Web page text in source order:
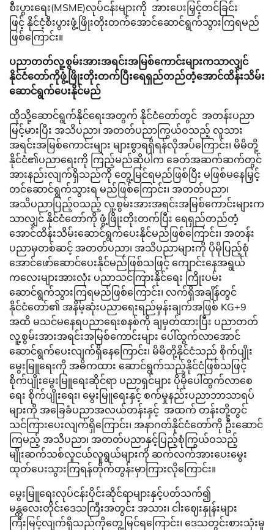
စီးပွားရေး(MSME)လုပ်ငန်းများကို အားပေးမြှင့်တင်ခြင်း
ဖြင့် နိုင်ငံ့စီးပွားဖွံ့ဖြိုးတိုးတက်အောင်ဆောင်ရွက်သွားကြရမည်
ဖြစ်ကြောင်း။
ပညာတတ်လူ့စွမ်းအားအရင်းအမြစ်ကောင်းများကသာလျှင်
နိုင်ငံတော်ကိုဖွံ့ဖြိုးတိုးတက်ပြီးရေရှည်တည်တံ့အောင်ထိန်းသိမ်း
ဆောင်ရွက်ပေးနိုင်မည်
ထိုသို့ဆောင်ရွက်နိုင်ရေးအတွက် နိုင်ငံတော်တွင် အတန်းပညာ
မြင့်မားပြီး အသိပညာ၊ အတတ်ပညာကြွယ်ဝသည့် လူသား
အရင်းအမြစ်ကောင်းများ များစွာရရှိရန်လိုအပ်ကြောင်း၊ မိမိတို့
နိုင်ငံ၏ပညာရေးကို ကြည့်မည်ဆိုပါက ခေတ်အဆက်ဆက်တွင်
အားနည်းလျက်ရှိသည်ကို တွေ့မြင်ရမည်ဖြစ်ပြီး မဖြစ်မနေမြှင့်
တင်ဆောင်ရွက်သွားရ မည်ဖြစ်ကြောင်း၊ အတတ်ပညာ၊
အသိပညာပြည့်ဝသည့် လူ့စွမ်းအားအရင်းအမြစ်ကောင်းများက
သာလျှင် နိုင်ငံတော်ကို ဖွံ့ဖြိုးတိုးတက်ပြီး ရေရှည်တည်တံ့
အောင်ထိန်းသိမ်းဆောင်ရွက်ပေးနိုင်မည်ဖြစ်ကြောင်း၊ အတန်း
ပညာမှတစ်ဆင့် အတတ်ပညာ၊ အသိပညာများကို ပိုမိုပြည့်စုံ
အောင်ဖော်ဆောင်ပေးနိုင်မည်ဖြစ်သဖြင့် ကျောင်းနေအရွယ်
ကလေးများအားလုံး ပညာသင်ကြားနိုင်ရေး ကြိုးပမ်း
ဆောင်ရွက်သွားကြရမည်ဖြစ်ကြောင်း၊ လက်ရှိအချိန်တွင်
နိုင်ငံတော်၏ အနိမ့်ဆုံးပညာရေးရည်မှန်းချက်အဖြစ် KG+9
အထိ မသင်မနေရပညာရေးစနစ်ကို ချမှတ်ထားပြီး ပညာတတ်
လူ့စွမ်းအားအရင်းအမြစ်ကောင်းများ ပေါ်ထွက်လာအောင်
ဆောင်ရွက်ပေးလျက်ရှိနေကြောင်း၊ မိမိတို့နိုင်ငံသည် စိုက်ပျိုး
မွေးမြူရေးကို အဓိကထား ဆောင်ရွက်သည့်နိုင်ငံဖြစ်သဖြင့်
စိုက်ပျိုးမွေးမြူရေးဆိုင်ရာ ပညာရှင်များ ပိုမိုပေါ်ထွက်လာစေ
ရေး စိုက်ပျိုးရေး၊ မွေးမြူရေးနှင့် စက်မှုနည်းပညာဘာသာရပ်
များကို အခြေခံပညာအလယ်တန်းနှင့် အထက် တန်းတို့တွင်
သင်ကြားပေးလျက်ရှိကြောင်း၊ အနာဂတ်နိုင်ငံတော်ကို ဦးဆောင်
ကြမည့် အသိပညာ၊ အတတ်ပညာနှင့်ပြည့်စုံကြွယ်ဝသည့်
မျိုးဆက်သစ်လူငယ်လူရွယ်များကို ဆက်လက်အားပေးမွေး
ထုတ်ပေးသွားကြရန်တိုက်တွန်းမှာကြားလိုကြောင်း။
မွေးမြူရေးလုပ်ငန်းပိုင်းဆိုင်ရာများနှင့်ပတ်သက်၍
မန္တလေးတိုင်းဒေသကြီးအတွင်း အသား၊ ငါးဈေးနှုန်းများ
ကြီးမြင့်လျက်ရှိသည်ကိုတွေ့မြင်ရကြောင်း၊ ဒေသတွင်းစားသုံးမှု